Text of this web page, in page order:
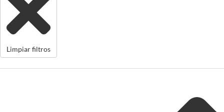
Limpiar filtros